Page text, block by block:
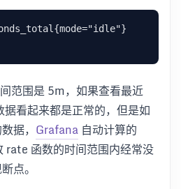
范围是 5m，如果查看最近
看起来都是正常的，但是如
据， Grafana 自动计算的
rate 函数的时间范围内经常没
点。